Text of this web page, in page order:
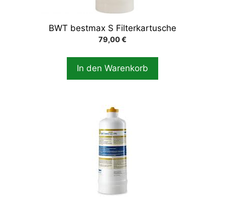
BWT bestmax S Filterkartusche
79,00€
In den Warenkorb